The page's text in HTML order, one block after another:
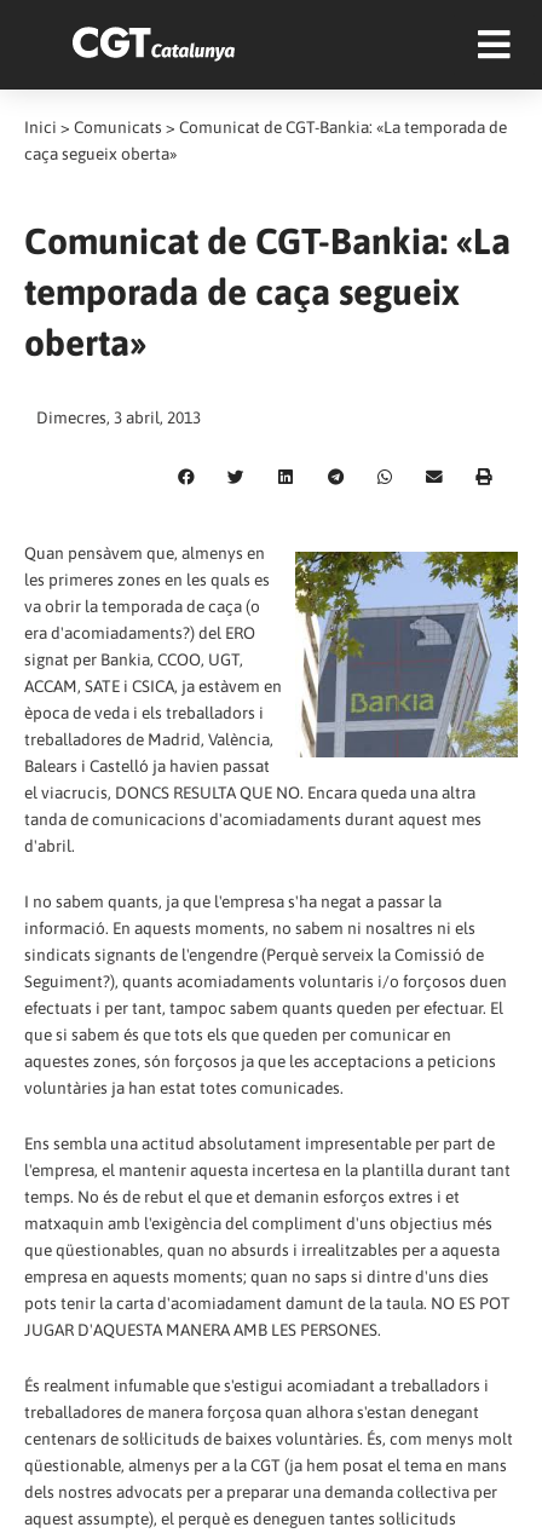
Inici > Comunicats > Comunicat de CGT-Bankia: «La temporada de
caça segueix oberta»
Comunicat de CGT-Bankia: «La
temporada de caça segueix
oberta»
Dimecres, 3 abril, 2013
Quan pensàvem que, almenys en
les primeres zones en les quals es
va obrir la temporada de caça (o
era d'acomiadaments?) del ERO
signat per Bankia, CCOO, UGT,
ACCAM, SATE i CSICA, ja estàvem en
època de veda i els treballadors i
treballadores de Madrid, València,
Balears i Castelló ja havien passat
el viacrucis, DONCS RESULTA QUE NO. Encara queda una altra
tanda de comunicacions d'acomiadaments durant aquest mes
d'abril.
I no sabem quants, ja que l'empresa s'ha negat a passar la
informació. En aquests moments, no sabem ni nosaltres ni els
sindicats signants de l'engendre (Perquè serveix la Comissió de
Seguiment?), quants acomiadaments voluntaris i/o forçosos duen
efectuats i per tant, tampoc sabem quants queden per efectuar. El
que si sabem és que tots els que queden per comunicar en
aquestes zones, són forçosos ja que les acceptacions a peticions
voluntàries ja han estat totes comunicades.
Ens sembla una actitud absolutament impresentable per part de
l'empresa, el mantenir aquesta incertesa en la plantilla durant tant
temps. No és de rebut el que et demanin esforços extres i et
matxaquin amb l'exigència del compliment d'uns objectius més
que qüestionables, quan no absurds i irrealitzables per a aquesta
empresa en aquests moments; quan no saps si dintre d'uns dies
pots tenir la carta d'acomiadament damunt de la taula. NO ES POT
JUGAR D'AQUESTA MANERA AMB LES PERSONES.
És realment infumable que s'estigui acomiadant a treballadors i
treballadores de manera forçosa quan alhora s'estan denegant
centenars de sol·licituds de baixes voluntàries. És, com menys molt
qüestionable, almenys per a la CGT (ja hem posat el tema en mans
dels nostres advocats per a preparar una demanda col·lectiva per
aquest assumpte), el perquè es deneguen tantes sol·licituds